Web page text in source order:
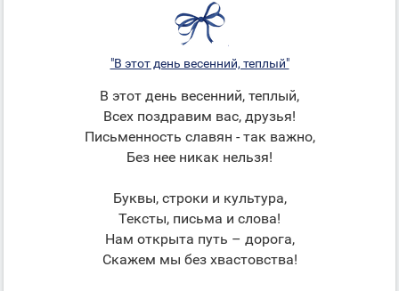
"В этот день весенний, теплый"
В этот день весенний, теплый,
Всех поздравим вас, друзья!
Письменность славян - так важно,
Без нее никак нельзя!
Буквы, строки и культура,
Тексты, письма и слова!
Нам открыта путь – дорога,
Скажем мы без хвастовства!